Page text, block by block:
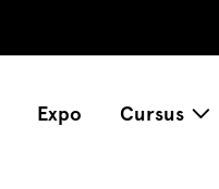
Expo Cursus